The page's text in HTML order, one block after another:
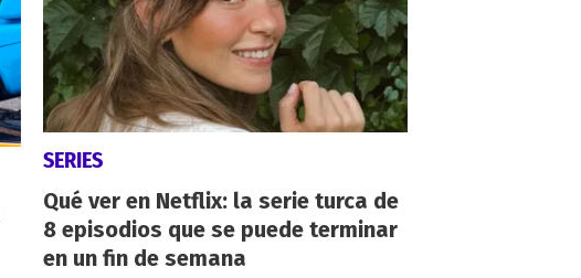
SERIES
Qué ver en Netflix: la serie turca de
8 episodios que se puede terminar
en un fin de semana